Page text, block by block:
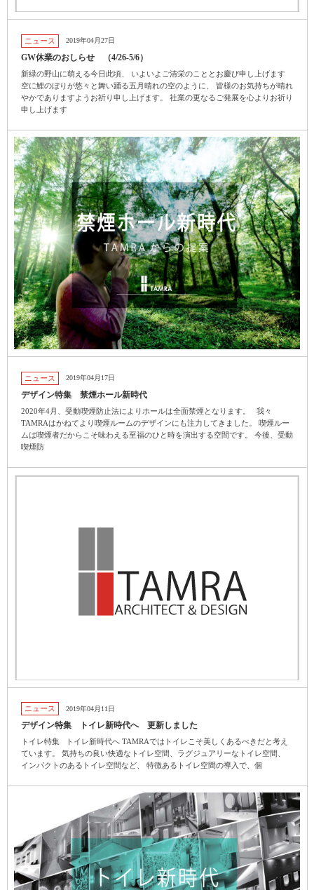
ニュース 2019年04月27日
GW休業のおしらせ （4/26-5/6）
新緑の野山に萌える今日此頃、 いよいよご清栄のこととお慶び申し上げます
空に鯉のぼりが悠々と舞い踊る五月晴れの空のように、 皆様のお気持ちが晴れ
やかでありますようお祈り申し上げます。 社業の更なるご発展を心よりお祈り
申し上げます
ニュース 2019年04月17日
デザイン特集 禁煙ホール新時代
2020年4月、受動喫煙防止法によりホールは全面禁煙となります。 我々
TAMRAはかねてより喫煙ルームのデザインにも注力してきました。 喫煙ルー
ムは喫煙者だからこそ味わえる至福のひと時を演出する空間です。 今後、受動
喫煙防
ニュース 2019年04月11日
デザイン特集 トイレ新時代へ 更新しました
トイレ特集 トイレ新時代へ TAMRAではトイレこそ美しくあるべきだと考え
ています。 気持ちの良い快適なトイレ空間、ラグジュアリーなトイレ空間、
インパクトのあるトイレ空間など、 特徴あるトイレ空間の導入で、個